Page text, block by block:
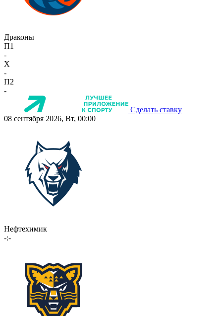
Драконы
П1
-
X
-
П2
-
Сделать ставку
08 сентября 2026, Вт, 00:00
Нефтехимик
-:-